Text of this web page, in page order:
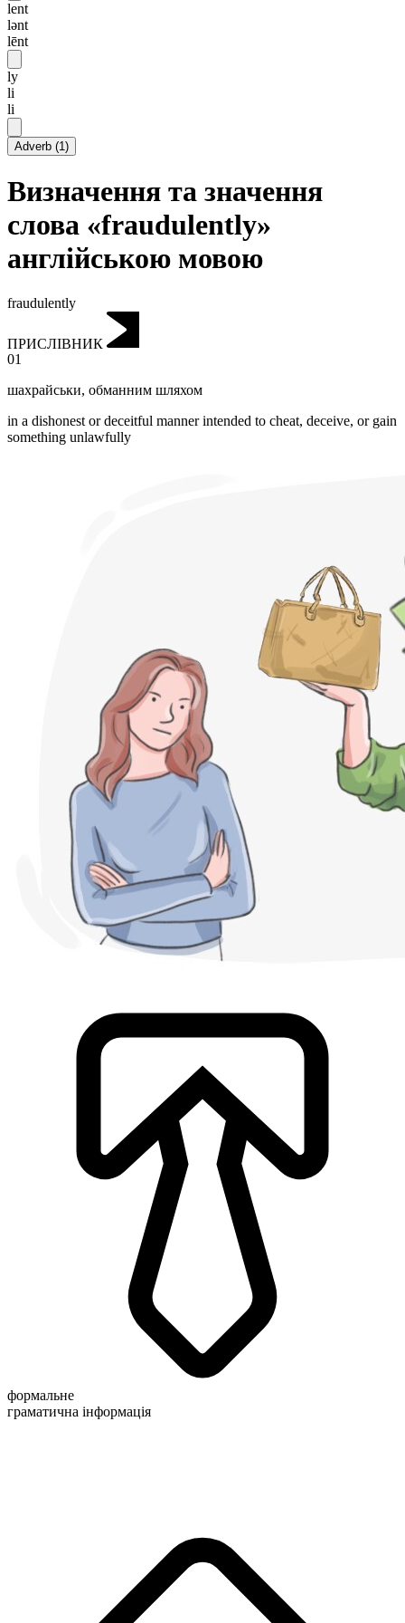
lent
lənt
lēnt
ly
li
li
Adverb (1)
Визначення та значення
слова «fraudulently»
англійською мовою
fraudulently
ПРИСЛІВНИК
01
шахрайськи, обманним шляхом
in a dishonest or deceitful manner intended to cheat, deceive, or gain
something unlawfully
формальне
граматична інформація